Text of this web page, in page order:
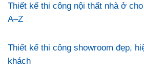
Thiết kế thi công nội thất nhà ở
A–Z
Thiết kế thi công showroom đẹp,
khách